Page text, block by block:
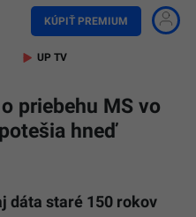
KÚPIŤ PREMIUM
UP TV
priebehu MS vo
hneď
dáta staré 150 rokov